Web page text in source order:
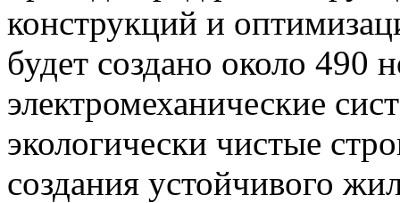
конструкций и
будет создано около 490
электромеханические
экологически чистые
создания устойчивого